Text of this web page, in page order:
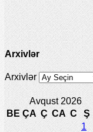
Arxivlər
Arxivlər
Avqust 2026
BE ÇA Ç CA C Ş
1